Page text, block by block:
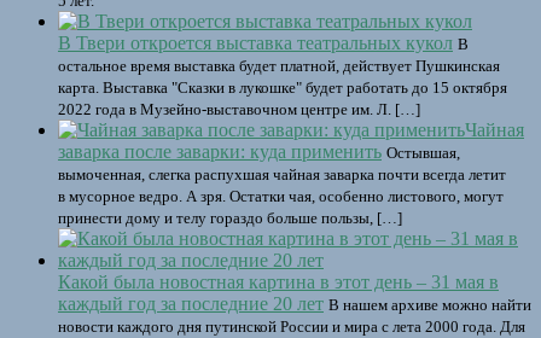
В Твери откроется выставка театральных кукол В
остальное время выставка будет платной, действует Пушкинская
карта. Выставка "Сказки в лукошке" будет работать до 15 октября
2022 года в Музейно-выставочном центре им. Л. […]
Чайная
заварка после заварки: куда применить Остывшая,
вымоченная, слегка распухшая чайная заварка почти всегда летит
в мусорное ведро. А зря. Остатки чая, особенно листового, могут
принести дому и телу гораздо больше пользы, […]
Какой была новостная картина в этот день – 31 мая в
каждый год за последние 20 лет В нашем архиве можно найти
новости каждого дня путинской России и мира с лета 2000 года. Для